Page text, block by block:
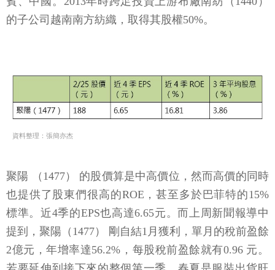
的子公司越南南方紡織，取得其股權50%。
資料整理：張簡亦杰
聚陽 （1477） 的股價算是中高價位，然而高價的同時
也提供了股東們很高的ROE，甚至多於巴菲特的15%
標準。近4季的EPS也高達6.65元。而上周新聞報導中
提到，聚陽（1477） 剛自結1月獲利，單月的稅前盈餘
2億元，年增率達56.2%，每股稅前盈餘就有0.96 元。